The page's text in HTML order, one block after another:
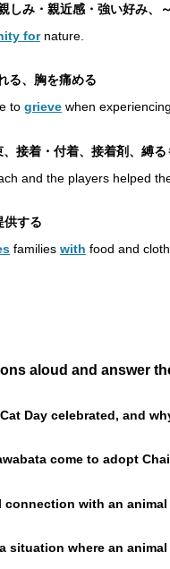
み・親近感・強い好み、
fornature.
る、胸を痛める
to grieve when
接着・付着、接着剤、縛
and the players helped
する
families with food and
aloud and answer
Day celebrated, and
come to adopt
connection with an
situation where an